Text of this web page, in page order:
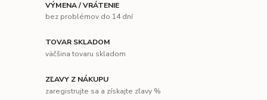
VÝMENA / VRÁTENIE
bez problémov do 14 dní
TOVAR SKLADOM
väčšina tovaru skladom
ZĽAVY Z NÁKUPU
zaregistrujte sa a získajte zľavy %